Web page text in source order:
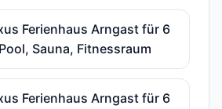
Ferienhaus Arngast für 6
Sauna, Fitnessraum
Ferienhaus Arngast für 6